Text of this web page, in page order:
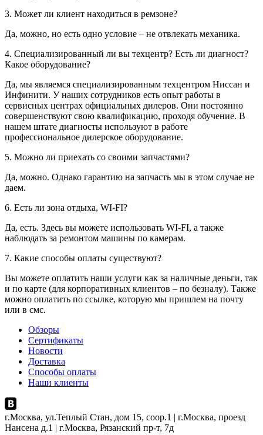
3. Может ли клиент находиться в ремзоне?
Да, можно, но есть одно условие – не отвлекать механика.
4. Специализированный ли вы техцентр? Есть ли диагност?
Какое оборудование?
Да, мы являемся специализированным техцентром Ниссан и
Инфинити. У наших сотрудников есть опыт работы в
сервисных центрах официальных дилеров. Они постоянно
совершенствуют свою квалификацию, проходя обучение. В
нашем штате диагносты используют в работе
профессиональное дилерское оборудование.
5. Можно ли приехать со своими запчастями?
Да, можно. Однако гарантию на запчасть мы в этом случае не
даем.
6. Есть ли зона отдыха, WI-FI?
Да, есть. Здесь вы можете использовать WI-FI, а также
наблюдать за ремонтом машины по камерам.
7. Какие способы оплаты существуют?
Вы можете оплатить наши услуги как за наличные деньги, так
и по карте (для корпоративных клиентов – по безналу). Также
можно оплатить по ссылке, которую мы пришлем на почту
или в смс.
Обзоры
Сертификаты
Новости
Доставка
Способы оплаты
Наши клиенты
г.Москва, ул.Теплый Стан, дом 15, соор.1 | г.Москва, проезд
Нансена д.1 | г.Москва, Рязанский пр-т, 7д